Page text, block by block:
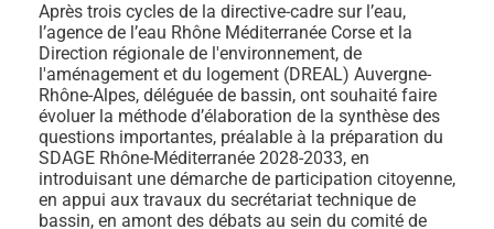
Après trois cycles de la directive-cadre sur l’eau,
l’agence de l’eau Rhône Méditerranée Corse et la
Direction régionale de l'environnement, de
l'aménagement et du logement (DREAL) Auvergne-
Rhône-Alpes, déléguée de bassin, ont souhaité faire
évoluer la méthode d’élaboration de la synthèse des
questions importantes, préalable à la préparation du
SDAGE Rhône-Méditerranée 2028-2033, en
introduisant une démarche de participation citoyenne,
en appui aux travaux du secrétariat technique de
bassin, en amont des débats au sein du comité de